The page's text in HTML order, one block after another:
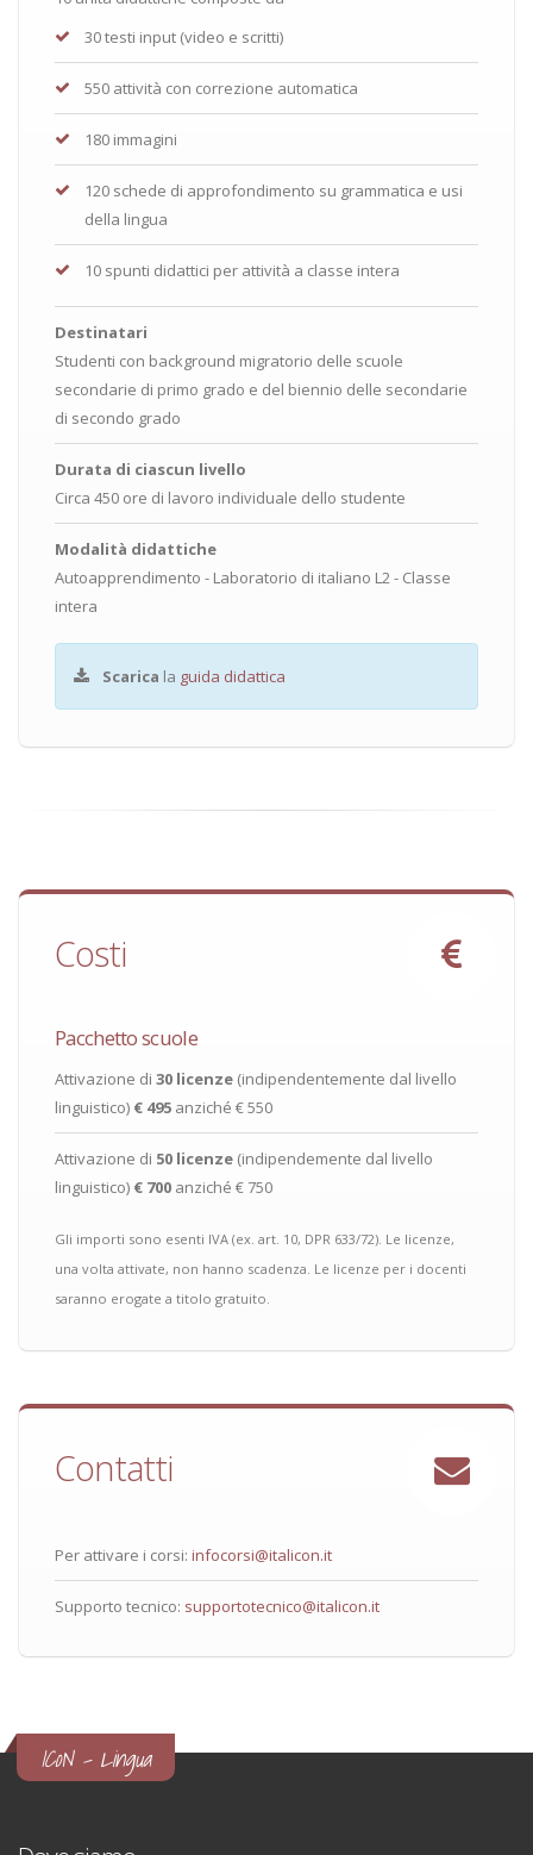
30 testi input (video e scritti)
550 attività con correzione automatica
180 immagini
120 schede di approfondimento su grammatica e usi
della lingua
10 spunti didattici per attività a classe intera
Destinatari
Studenti con background migratorio delle scuole
secondarie di primo grado e del biennio delle secondarie
di secondo grado
Durata di ciascun livello
Circa 450 ore di lavoro individuale dello studente
Modalità didattiche
Autoapprendimento - Laboratorio di italiano L2 - Classe
intera
Scarica la guida didattica
Costi
Pacchetto scuole
Attivazione di 30 licenze (indipendentemente dal livello
linguistico) € 495 anziché € 550
Attivazione di 50 licenze (indipendemente dal livello
linguistico) € 700 anziché € 750
Gli importi sono esenti IVA (ex. art. 10, DPR 633/72). Le licenze,
una volta attivate, non hanno scadenza. Le licenze per i docenti
saranno erogate a titolo gratuito.
Contatti
Per attivare i corsi: infocorsi@italicon.it
Supporto tecnico: supportotecnico@italicon.it
ICoN - Lingua